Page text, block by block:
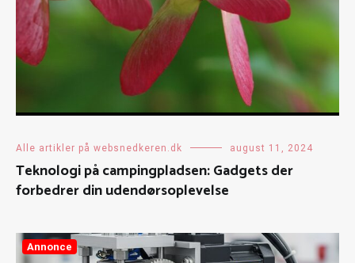
Alle artikler på websnedkeren.dk august 11, 2024
Teknologi på campingpladsen: Gadgets der
forbedrer din udendørsoplevelse
Annonce